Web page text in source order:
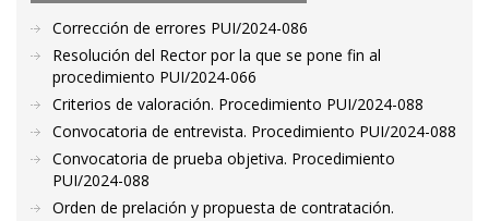
Corrección de errores PUI/2024-086
Resolución del Rector por la que se pone fin al
procedimiento PUI/2024-066
Criterios de valoración. Procedimiento PUI/2024-088
Convocatoria de entrevista. Procedimiento PUI/2024-088
Convocatoria de prueba objetiva. Procedimiento
PUI/2024-088
Orden de prelación y propuesta de contratación.